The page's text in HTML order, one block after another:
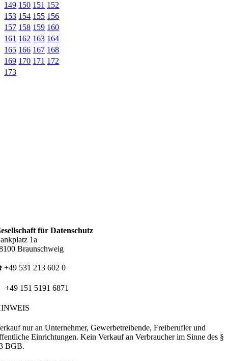
149 150 151 152
153 154 155 156
157 158 159 160
161 162 163 164
165 166 167 168
169 170 171 172
173
für Datenschutz
1a
Braunschweig
+49 531 213 602 0
+49 151 5191 6871
nur an Unternehmer, Gewerbetreibende, Freiberufler und
Einrichtungen. Kein Verkauf an Verbraucher im Sinne des §
BGB.